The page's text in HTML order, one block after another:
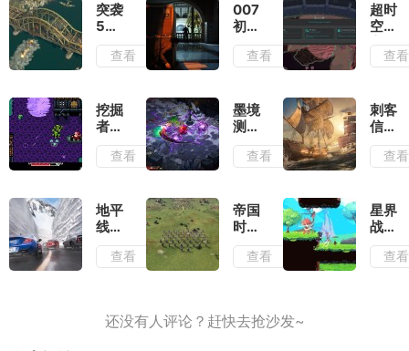
突袭
5测
评：
除了
优点
可言
查看
007
初露
锋芒
准则
就是
出其
不意
查看
超时
空地
牢测
评：
间穿
梭找
到合
适的
查看
挖掘
者米
娜测
评：
复古
滤镜
去看
查看
墨境
测
评：
墨宝
提供
非常
多的
构筑
查看
刺客
信条
黑旗
记忆
评：
大体
玩法
不变
查看
地平
线6
测
评：
几乎
查看
帝国
时代
4岳
飞传
叙事
查看
星界
战士
测
评：
查看